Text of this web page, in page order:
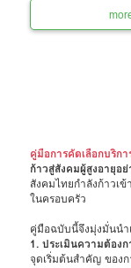
คู่มือการคัดเลือกบริก
ก้าวสู่สังคมผู้สูงอายุอ
สังคมไทยกำลังก้าวเ
ในครอบครัว
คู่มือฉบับนี้จึงมุ่งมั่นนำ
1. ประเมินความต้อง
จุดเริ่มต้นสำคัญ ของก